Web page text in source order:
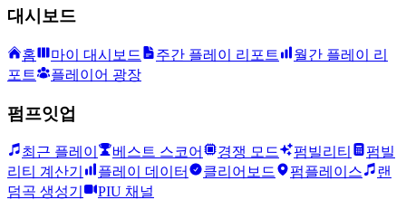
대시보드
홈 마이 대시보드 주간 플레이 리포트
월간 플레이 리
포트
플레이어 광장
펌프잇업
최근 플레이 베스트 스코어 경쟁 모드 펌빌리티
펌빌
리티 계산기
플레이 데이터 클리어보드 펌플레이스
랜
덤곡 생성기
PIU 채널